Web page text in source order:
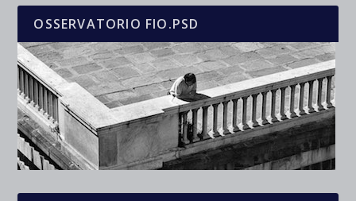
OSSERVATORIO FIO.PSD